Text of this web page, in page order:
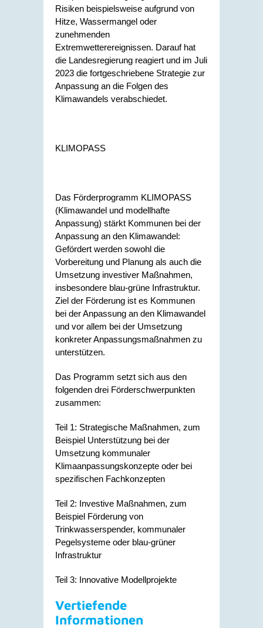
Risiken beispielsweise aufgrund von
Hitze, Wassermangel oder
zunehmenden
Extremwetterereignissen. Darauf hat
die Landesregierung reagiert und im Juli
2023 die fortgeschriebene Strategie zur
Anpassung an die Folgen des
Klimawandels verabschiedet.
KLIMOPASS
Das Förderprogramm KLIMOPASS
(Klimawandel und modellhafte
Anpassung) stärkt Kommunen bei der
Anpassung an den Klimawandel:
Gefördert werden sowohl die
Vorbereitung und Planung als auch die
Umsetzung investiver Maßnahmen,
insbesondere blau-grüne Infrastruktur.
Ziel der Förderung ist es Kommunen
bei der Anpassung an den Klimawandel
und vor allem bei der Umsetzung
konkreter Anpassungsmaßnahmen zu
unterstützen.
Das Programm setzt sich aus den
folgenden drei Förderschwerpunkten
zusammen:
Teil 1: Strategische Maßnahmen, zum
Beispiel Unterstützung bei der
Umsetzung kommunaler
Klimaanpassungskonzepte oder bei
spezifischen Fachkonzepten
Teil 2: Investive Maßnahmen, zum
Beispiel Förderung von
Trinkwasserspender, kommunaler
Pegelsysteme oder blau-grüner
Infrastruktur
Teil 3: Innovative Modellprojekte
Vertiefende
Informationen